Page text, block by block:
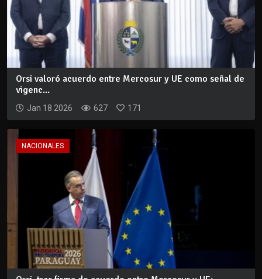
Orsi valoró acuerdo entre Mercosur y UE como señal de
vigenc...
Jan 18 2026 627 171
NACIONALES